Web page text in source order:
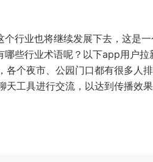
个行业也将继续发展下去，这是
哪些行业术语呢？以下app用户
各个夜市、公园门口都有很多人
天工具进行交流，以达到传播效